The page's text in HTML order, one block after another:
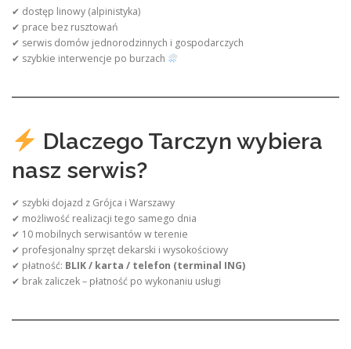
✔ dostęp linowy (alpinistyka)
✔ prace bez rusztowań
✔ serwis domów jednorodzinnych i gospodarczych
✔ szybkie interwencje po burzach
Dlaczego Tarczyn wybiera
nasz serwis?
✔ szybki dojazd z Grójca i Warszawy
✔ możliwość realizacji tego samego dnia
✔ 10 mobilnych serwisantów w terenie
✔ profesjonalny sprzęt dekarski i wysokościowy
✔ płatność: BLIK / karta / telefon (terminal ING)
✔ brak zaliczek – płatność po wykonaniu usługi